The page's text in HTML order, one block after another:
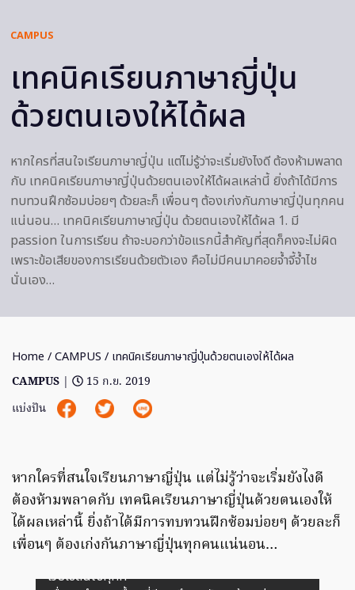
CAMPUS
เทคนิคเรียนภาษาญี่ปุ่น
ด้วยตนเองให้ได้ผล
หากใครที่สนใจเรียนภาษาญี่ปุ่น แต่ไม่รู้ว่าจะเริ่มยังไงดี ต้องห้ามพลาด
กับ เทคนิคเรียนภาษาญี่ปุ่นด้วยตนเองให้ได้ผลเหล่านี้ ยิ่งถ้าได้มีการ
ทบทวนฝึกซ้อมบ่อยๆ ด้วยละก็ เพื่อนๆ ต้องเก่งกันภาษาญี่ปุ่นทุกคน
แน่นอน… เทคนิคเรียนภาษาญี่ปุ่น ด้วยตนเองให้ได้ผล 1. มี
passion ในการเรียน ถ้าจะบอกว่าข้อแรกนี้สำคัญที่สุดก็คงจะไม่ผิด
เพราะข้อเสียของการเรียนด้วยตัวเอง คือไม่มีคนมาคอยจ้ำจี้จ้ำไช
นั่นเอง…
Home /CAMPUS / เทคนิคเรียนภาษาญี่ปุ่นด้วยตนเองให้ได้ผล
CAMPUS |
15 ก.ย. 2019
แบ่งปัน
หากใครที่สนใจเรียนภาษาญี่ปุ่น แต่ไม่รู้ว่าจะเริ่มยังไงดี
ต้องห้ามพลาดกับ เทคนิคเรียนภาษาญี่ปุ่นด้วยตนเองให้
ได้ผลเหล่านี้ ยิ่งถ้าได้มีการทบทวนฝึกซ้อมบ่อยๆ ด้วยละก็
เพื่อนๆ ต้องเก่งกันภาษาญี่ปุ่นทุกคนแน่นอน…